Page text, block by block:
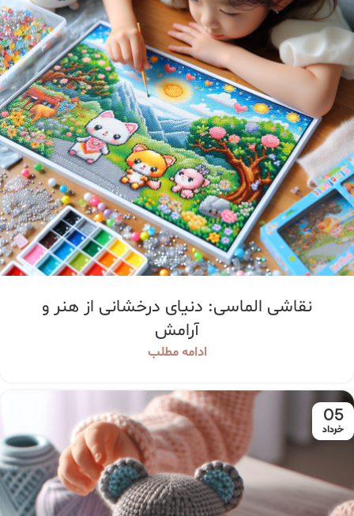
نقاشی الماسی: دنیای درخشانی از هنر و
آرامش
ادامه مطلب
05
خرداد